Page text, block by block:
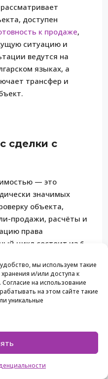
мы используем такие
и/или доступа к
на использование
на этом сайте такие
уникальные
доступен
к продаже,
ситуацию и
ведутся на
языках, а
трансфер и
сделки с
— это
значимых
объекта,
продажи, расчёты и
права
цикл состоит из 6
от сложности
сбор документов и
занимает от 7
собственности